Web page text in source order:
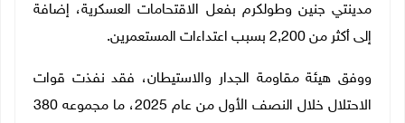
مدينتي جنين وطولكرم بفعل الاقتحامات العسكرية، إضافة
إلى أكثر من 2,200 بسبب اعتداءات المستعمرين.
ووفق هيئة مقاومة الجدار والاستيطان، فقد نفذت قوات
الاحتلال خلال النصف الأول من عام 2025، ما مجموعه 380